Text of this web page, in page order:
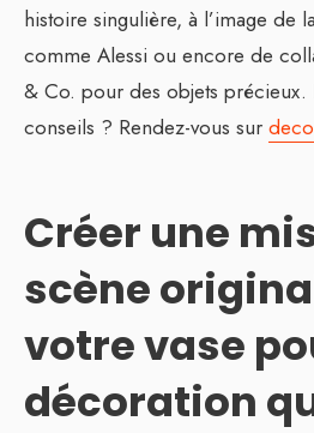
histoire singulière, à l’image de
comme Alessi ou encore de
& Co. pour des objets précieux.
conseils ? Rendez-vous sur
Créer une
scène
votre vase
décoration